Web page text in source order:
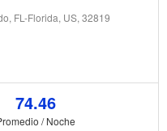
FL-Florida, US, 32819
74.46
/ Noche